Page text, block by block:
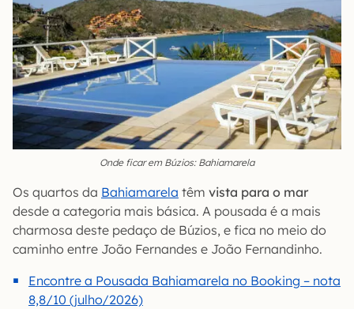
Onde ficar em Búzios: Bahiamarela
Os quartos da Bahiamarela têm vista para o mar
desde a categoria mais básica. A pousada é a mais
charmosa deste pedaço de Búzios, e fica no meio do
caminho entre João Fernandes e João Fernandinho.
Encontre a Pousada Bahiamarela no Booking – nota
8,8/10 (julho/2026)